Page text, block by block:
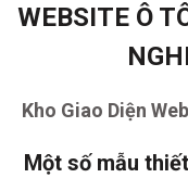
WEBSITE Ô
Kho Giao Diện
Một số mẫu